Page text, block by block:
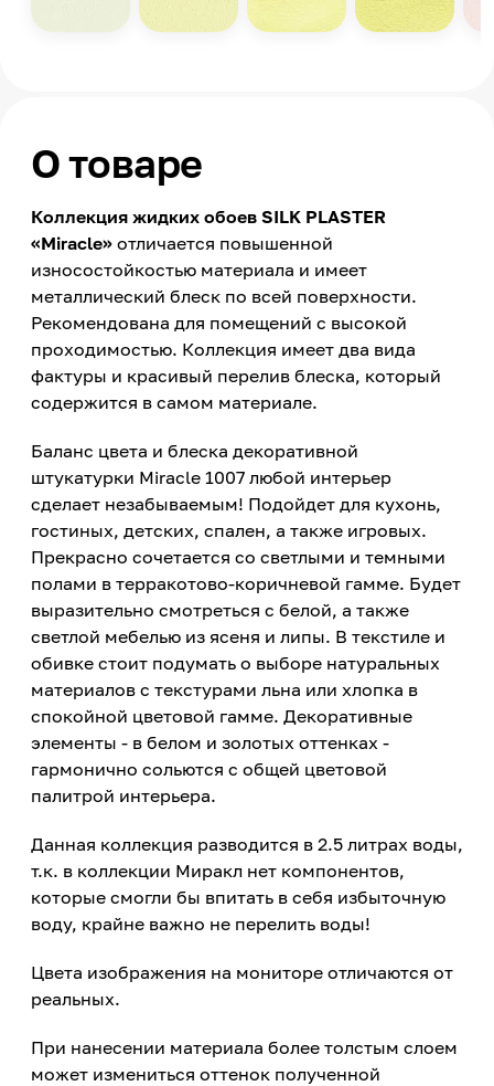
О товаре
Коллекция жидких обоев SILK PLASTER
«Miracle» отличается повышенной
износостойкостью материала и имеет
металлический блеск по всей поверхности.
Рекомендована для помещений с высокой
проходимостью. Коллекция имеет два вида
фактуры и красивый перелив блеска, который
содержится в самом материале.
Баланс цвета и блеска декоративной
штукатурки Miracle 1007 любой интерьер
сделает незабываемым! Подойдет для кухонь,
гостиных, детских, спален, а также игровых.
Прекрасно сочетается со светлыми и темными
полами в терракотово-коричневой гамме. Будет
выразительно смотреться с белой, а также
светлой мебелью из ясеня и липы. В текстиле и
обивке стоит подумать о выборе натуральных
материалов с текстурами льна или хлопка в
спокойной цветовой гамме. Декоративные
элементы - в белом и золотых оттенках -
гармонично сольются с общей цветовой
палитрой интерьера.
Данная коллекция разводится в 2.5 литрах воды,
т.к. в коллекции Миракл нет компонентов,
которые смогли бы впитать в себя избыточную
воду, крайне важно не перелить воды!
Цвета изображения на мониторе отличаются от
реальных.
При нанесении материала более толстым слоем
может измениться оттенок полученной